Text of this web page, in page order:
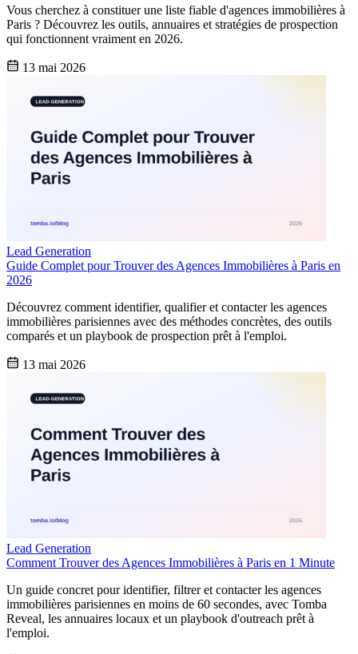
Vous cherchez à constituer une liste fiable d'agences immobilières à
Paris ? Découvrez les outils, annuaires et stratégies de prospection
qui fonctionnent vraiment en 2026.
13 mai 2026
Lead Generation
Guide Complet pour Trouver des Agences Immobilières à Paris en
2026
Découvrez comment identifier, qualifier et contacter les agences
immobilières parisiennes avec des méthodes concrètes, des outils
comparés et un playbook de prospection prêt à l'emploi.
13 mai 2026
Lead Generation
Comment Trouver des Agences Immobilières à Paris en 1 Minute
Un guide concret pour identifier, filtrer et contacter les agences
immobilières parisiennes en moins de 60 secondes, avec Tomba
Reveal, les annuaires locaux et un playbook d'outreach prêt à
l'emploi.